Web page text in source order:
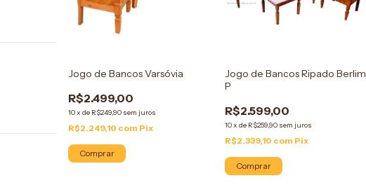
Jogo de Bancos Varsóvia
R$2.499,00
10xde R$249,90 sem juros
R$2.249,10 com Pix
Comprar
Jogo de Bancos Ripado Berlim
P
R$2.599,00
10x de R$259,90 sem juros
R$2.339,10 com Pix
Comprar